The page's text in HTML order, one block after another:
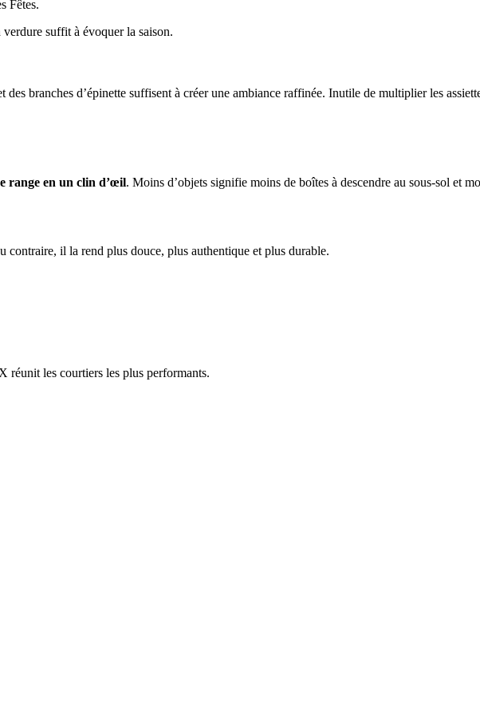
Fêtes.
suffit à évoquer la saison.
des branches d’épinette suffisent à créer une ambiance raffinée. Inutile de multiplier les
range en un clin d’œil. Moins d’objets signifie moins de boîtes à descendre au sous-sol et
contraire, il la rend plus douce, plus authentique et plus durable.
les courtiers les plus performants.